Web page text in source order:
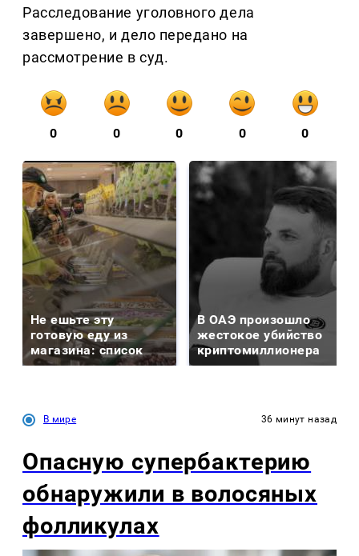
Расследование уголовного дела
завершено, и дело передано на
рассмотрение в суд.
0 0 0 0 0
Не ешьте эту
готовую еду из
магазина: список
В ОАЭ произошло
жестокое убийство
криптомиллионера
В мире 36 минут назад
Опасную супербактерию
обнаружили в волосяных
фолликулах